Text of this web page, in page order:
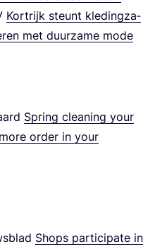
Kor­tri­jk steunt kle­ding­za­
met duurzame mode
Spring clea­ning your
order in your
Shops par­ti­ci­pa­te in